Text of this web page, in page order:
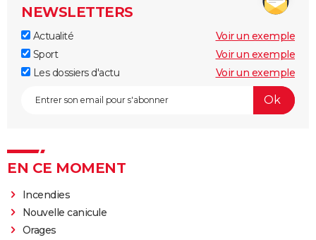
NEWSLETTERS
Actualité
Voir un exemple
Sport
Voir un exemple
Les dossiers d'actu
Voir un exemple
EN CE MOMENT
Incendies
Nouvelle canicule
Orages